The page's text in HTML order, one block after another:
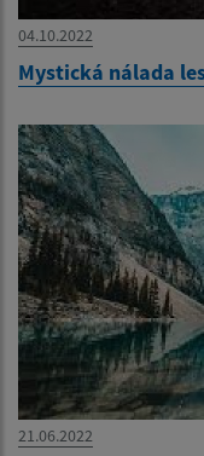
04.10.2022
Mystická nálada
21.06.2022